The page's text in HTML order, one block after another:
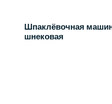
Шпаклёвочная
шнековая